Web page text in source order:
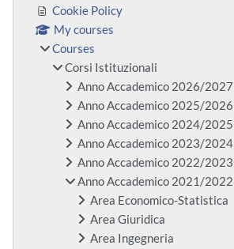
Cookie Policy
My courses
Courses
Corsi Istituzionali
Anno Accademico 2026/2027
Anno Accademico 2025/2026
Anno Accademico 2024/2025
Anno Accademico 2023/2024
Anno Accademico 2022/2023
Anno Accademico 2021/2022
Area Economico-Statistica
Area Giuridica
Area Ingegneria